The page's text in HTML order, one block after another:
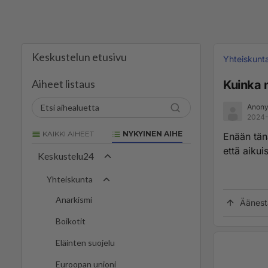
Keskustelun etusivu
Aiheet listaus
KAIKKI AIHEET NYKYINEN AIHE
Keskustelu24
Yhteiskunta
Anarkismi
Boikotit
Eläinten suojelu
Euroopan unioni
Kuinka
Enään
että